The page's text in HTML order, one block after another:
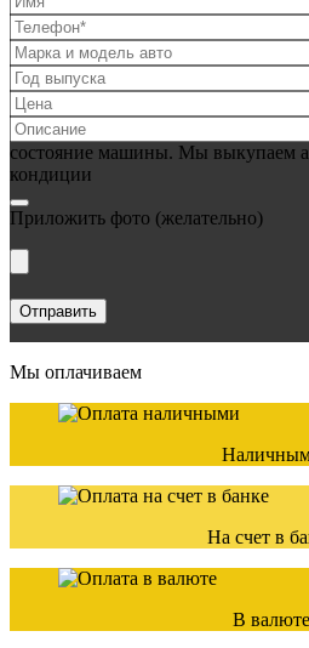
состояние машины. Мы выкупаем
кондиции
Приложить фото (желательно)
Мы оплачиваем
На счет в
В валюте